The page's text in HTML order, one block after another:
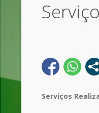
Serviços